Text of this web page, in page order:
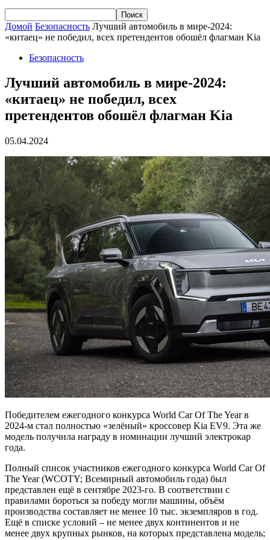
Домой Безопасность Лучший автомобиль в мире-2024:
«китаец» не победил, всех претендентов обошёл флагман Kia
Безопасность
Лучший автомобиль в мире-2024:
«китаец» не победил, всех
претендентов обошёл флагман Kia
05.04.2024
Победителем ежегодного конкурса World Car Of The Year в
2024-м стал полностью «зелёный» кроссовер Kia EV9. Эта же
модель получила награду в номинации лучший электрокар
года.
Полный список участников ежегодного конкурса World Car Of
The Year (WCOTY; Всемирный автомобиль года) был
представлен ещё в сентябре 2023-го. В соответствии с
правилами бороться за победу могли машины, объём
производства составляет не менее 10 тыс. экземпляров в год.
Ещё в списке условий – не менее двух континентов и не
менее двух крупных рынков, на которых представлена модель;